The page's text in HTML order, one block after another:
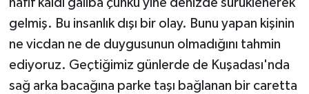
hafif kaldı galiba çünkü yine denizde sürüklenerek
gelmiş. Bu insanlık dışı bir olay. Bunu yapan kişinin
ne vicdan ne de duygusunun olmadığını tahmin
ediyoruz. Geçtiğimiz günlerde de Kuşadası'nda
sağ arka bacağına parke taşı bağlanan bir caretta